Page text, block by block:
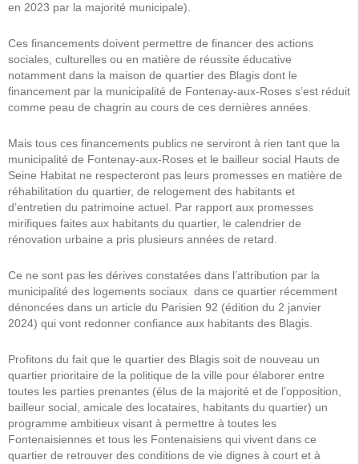
en 2023 par la majorité municipale).
Ces financements doivent permettre de financer des actions
sociales, culturelles ou en matière de réussite éducative
notamment dans la maison de quartier des Blagis dont le
financement par la municipalité de Fontenay-aux-Roses s’est réduit
comme peau de chagrin au cours de ces dernières années.
Mais tous ces financements publics ne serviront à rien tant que la
municipalité de Fontenay-aux-Roses et le bailleur social Hauts de
Seine Habitat ne respecteront pas leurs promesses en matière de
réhabilitation du quartier, de relogement des habitants et
d’entretien du patrimoine actuel. Par rapport aux promesses
mirifiques faites aux habitants du quartier, le calendrier de
rénovation urbaine a pris plusieurs années de retard.
Ce ne sont pas les dérives constatées dans l’attribution par la
municipalité des logements sociaux dans ce quartier récemment
dénoncées dans un article du Parisien 92 (édition du 2 janvier
2024) qui vont redonner confiance aux habitants des Blagis.
Profitons du fait que le quartier des Blagis soit de nouveau un
quartier prioritaire de la politique de la ville pour élaborer entre
toutes les parties prenantes (élus de la majorité et de l’opposition,
bailleur social, amicale des locataires, habitants du quartier) un
programme ambitieux visant à permettre à toutes les
Fontenaisiennes et tous les Fontenaisiens qui vivent dans ce
quartier de retrouver des conditions de vie dignes à court et à